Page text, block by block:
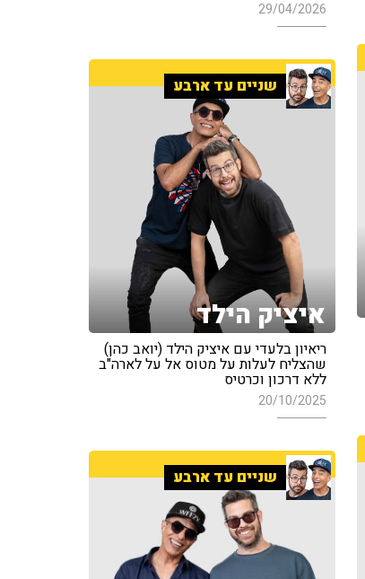
29/04/2026
שניים עד ארבע
איציק הילד
ריאיון בלעדי עם איציק הילד (יואב כהן)
שהצליח לעלות על מטוס אל על לארה"ב
ללא דרכון וכרטיס
20/10/2025
שניים עד ארבע